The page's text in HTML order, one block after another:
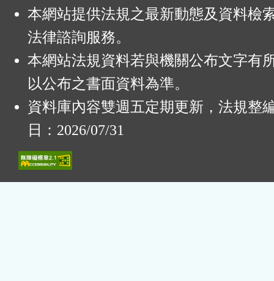
本網站提供法規之最新動態及資料檢
法律諮詢服務。
本網站法規資料若與機關公布文字有
以公布之書面資料為準。
資料庫內容雙週五定期更新，法規整
日：2026/07/31